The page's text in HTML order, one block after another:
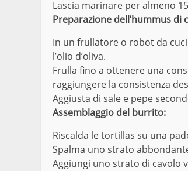
Lascia marinare per almeno
Preparazione dell’hummus di
In un frullatore o robot da
l’olio d’oliva.
Frulla fino a ottenere una
raggiungere la consistenza
Aggiusta di sale e pepe
Assemblaggio del burrito:
Riscalda le tortillas su una
Spalma uno strato
Aggiungi uno strato di cavolo